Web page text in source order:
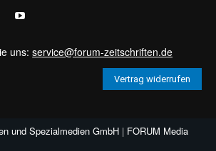
uns:service@forum-zeitschriften.de
Vertrag widerrufen
und Spezialmedien GmbH | FORUM Media